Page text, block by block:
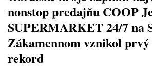
nonstop predajňu COOP
SUPERMARKET 24/7 na
Zákamennom vznikol
rekord